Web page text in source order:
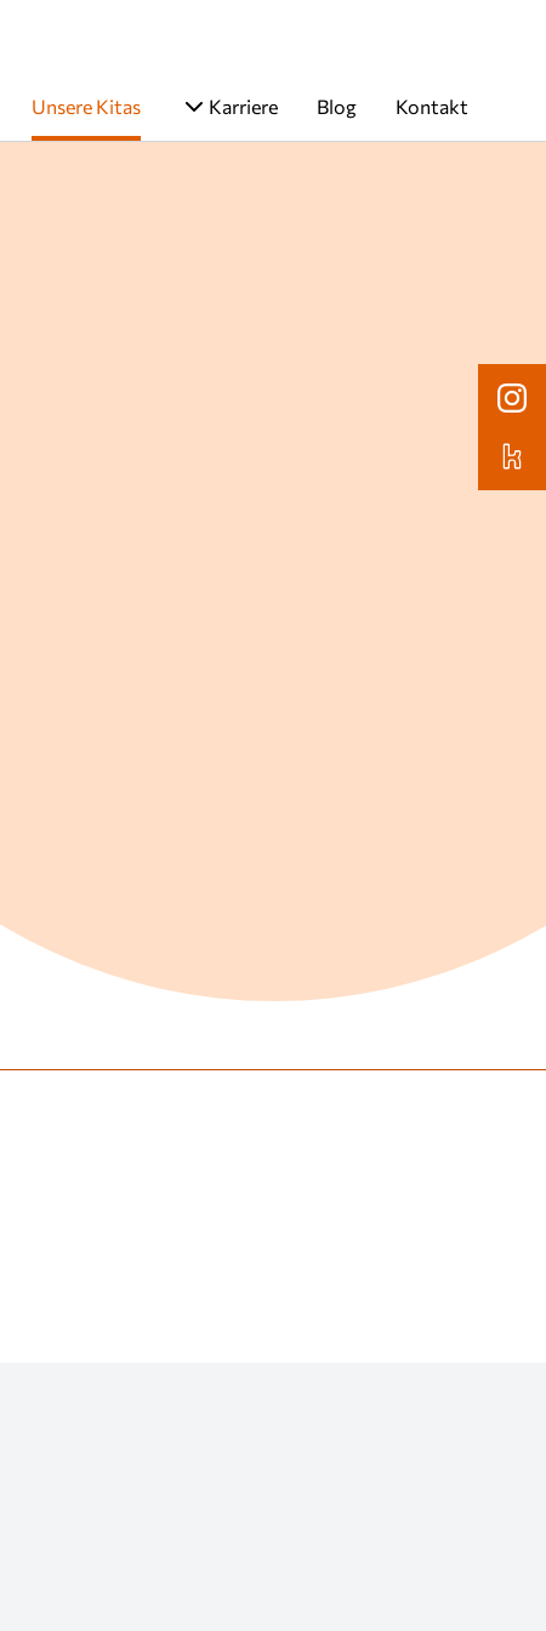
Unsere Kitas Karriere Blog Kontakt